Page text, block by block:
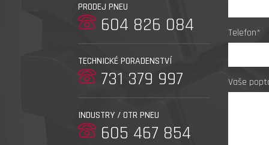
PRODEJ PNEU
604 826 084
TECHNICKÉ PORADENSTVÍ
731 379 997
INDUSTRY / OTR PNEU
605 467 854
Telefon*
Vaše